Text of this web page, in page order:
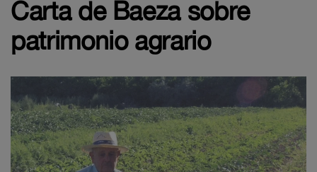
Carta de Baeza sobre
patrimonio agrario